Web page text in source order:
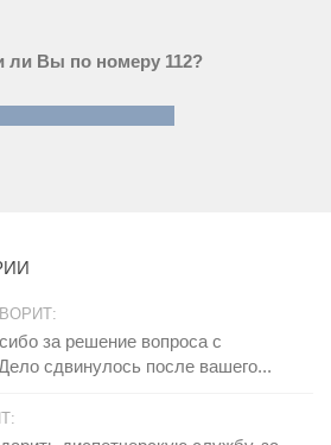
ли Вы по номеру 112?
за решение вопроса с
сдвинулось после вашего...